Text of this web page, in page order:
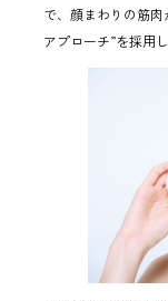
で、顔まわりの筋
アプローチ”を採用